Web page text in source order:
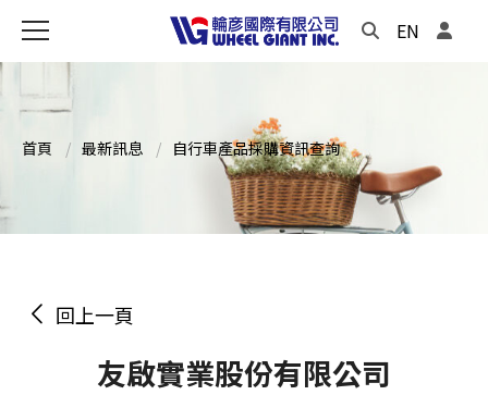
EN
首頁 最新訊息 自行車產品採購資訊查詢
回上一頁
友啟實業股份有限公司